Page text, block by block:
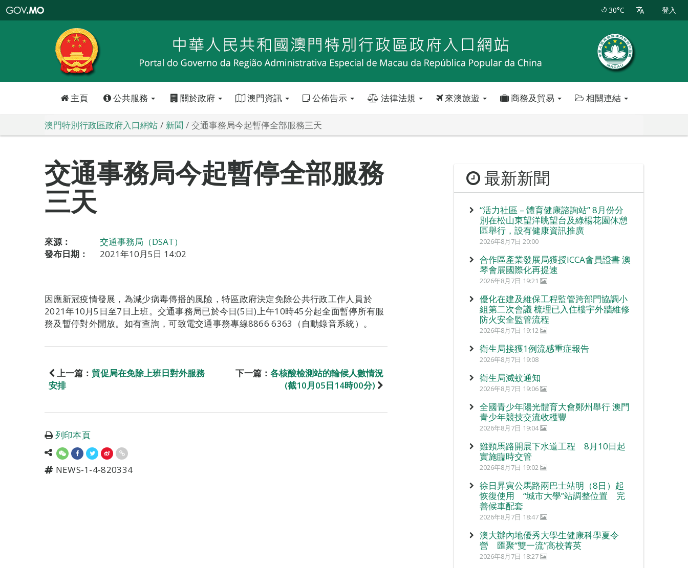
特
政
區
政
口
30°C 登入
主頁 公共服務 關於政府 澳門資訊 公佈告示 法律法規 來澳旅遊 商務及貿易 相關連結
澳門特別行政區政府入口網站 新聞 交通事務局今起暫停全部服務三天
交通事務局今起暫停全部服務
三天
來源：
交通事務局（DSAT）
發布日期：
2021年10月5日 14:02
因應新冠疫情發展，為減少病毒傳播的風險，特區政府決定免除公共行政工作人員於
2021年10月5日至7日上班。交通事務局已於今日(5日)上午10時45分起全面暫停所有服
務及暫停對外開放。如有查詢，可致電交通事務專線8866 6363（自動錄音系統）。
上一篇： 貿促局在免除上班日對外服務
安排
下一篇： 各核酸檢測站的輪候人數情況
(截10月05日14時00分)
列印本頁
NEWS-1-4-820334
最新新聞
“活力社區 – 體育健康諮詢站” 8月份分
別在松山東望洋眺望台及綠楊花園休憩
區舉行，設有健康資訊推廣
2026年8月7日 20:00
合作區產業發展局獲授ICCA會員證書 澳
琴會展國際化再提速
2026年8月7日 19:21
優化在建及維保工程監管跨部門協調小
組第二次會議 梳理已入住樓宇外牆維修
防火安全監管流程
2026年8月7日 19:12
衛生局接獲1例流感重症報告
2026年8月7日 19:08
衛生局滅蚊通知
2026年8月7日 19:06
全國青少年陽光體育大會鄭州舉行 澳門
青少年競技交流收穫豐
2026年8月7日 19:04
雞頸馬路開展下水道工程 8月10日起
實施臨時交管
2026年8月7日 19:02
徐日昇寅公馬路兩巴士站明（8日）起
恢復使用 “城市大學”站調整位置 完
善候車配套
2026年8月7日 18:47
澳大辦內地優秀大學生健康科學夏令
營 匯聚“雙一流”高校菁英
2026年8月7日 18:27